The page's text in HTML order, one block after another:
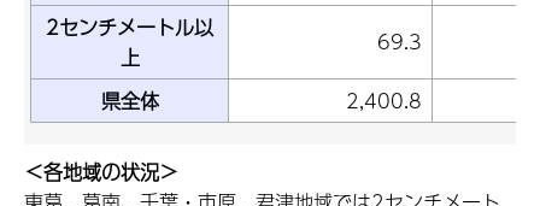
2センチメートル以
上
69.3
県全体
2,400.8
＜各地域の状況＞